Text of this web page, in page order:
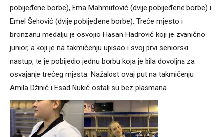
pobijeđene borbe), Ema Mahmutović (dvije pobijeđene borbe) i
Emel Šehović (dvije pobijeđene borbe). Treće mjesto i
bronzanu medalju je osvojio Hasan Hadrović koji je zvanično
junior, a koji je na takmičenju upisao i svoj prvi seniorski
nastup, te je pobijedio jednu borbu koja je bila dovoljna za
osvajanje trećeg mjesta. Nažalost ovaj put na takmičenju
Amila Džinić i Esad Nukić ostali su bez plasmana.